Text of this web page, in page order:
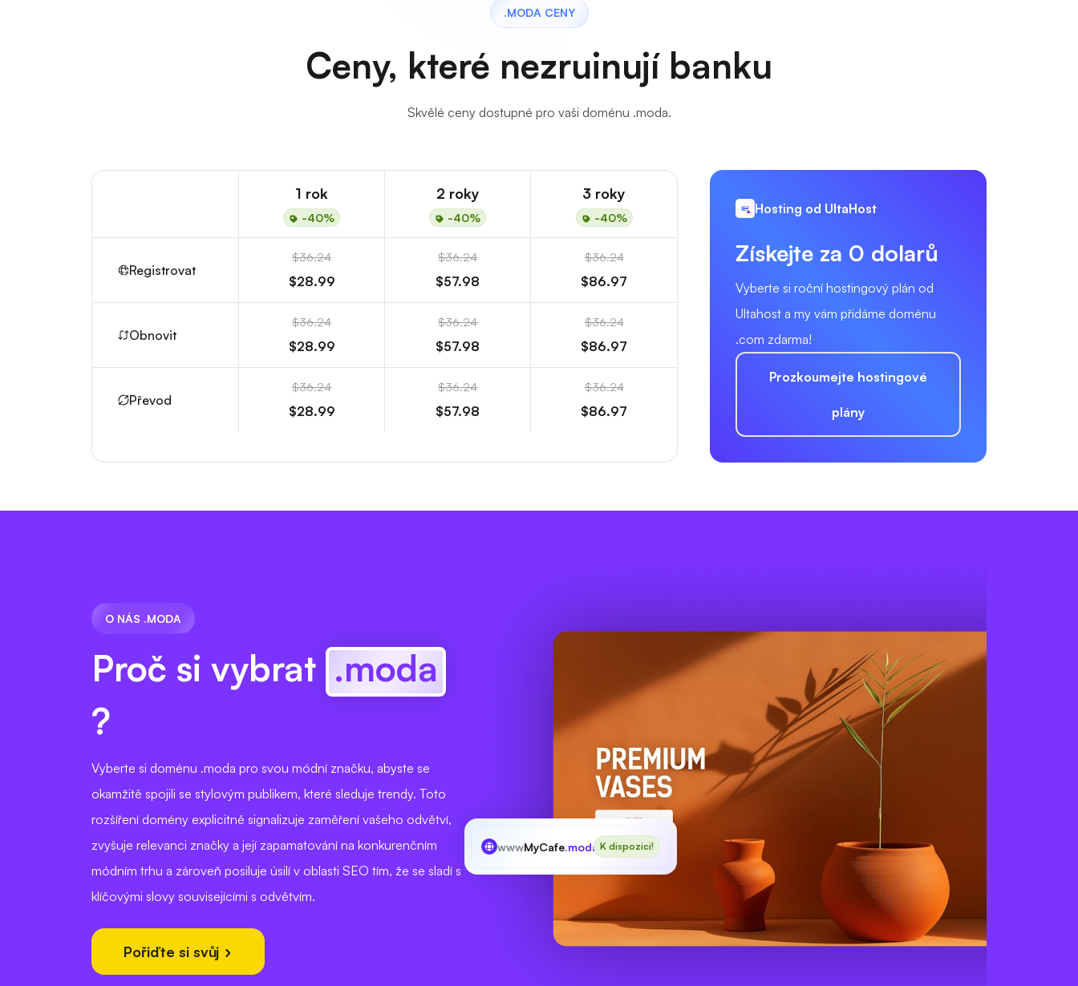
.MODA CENY
Ceny, které nezruinují banku
Skvělé ceny dostupné pro vaši doménu .moda.
1 rok
-40%
2 roky
-40%
3 roky
-40%
Registrovat
$36.24
$28.99
$36.24
$57.98
$36.24
$86.97
Obnovit
$36.24
$28.99
$36.24
$57.98
$36.24
$86.97
Převod
$36.24
$28.99
$36.24
$57.98
$36.24
$86.97
Hosting od UltaHost
Získejte za 0 dolarů
Vyberte si roční hostingový plán od
Ultahost a my vám přidáme doménu
.com zdarma!
Prozkoumejte hostingové
plány
O NÁS .MODA
Proč si vybrat .moda
?
Vyberte si doménu .moda pro svou módní značku, abyste se
okamžitě spojili se stylovým publikem, které sleduje trendy. Toto
rozšíření domény explicitně signalizuje zaměření vašeho odvětví,
zvyšuje relevanci značky a její zapamatování na konkurenčním
módním trhu a zároveň posiluje úsilí v oblasti SEO tím, že se sladí s
klíčovými slovy souvisejícími s odvětvím.
Pořiďte si svůj
wwwMyCafe.moda K dispozici!